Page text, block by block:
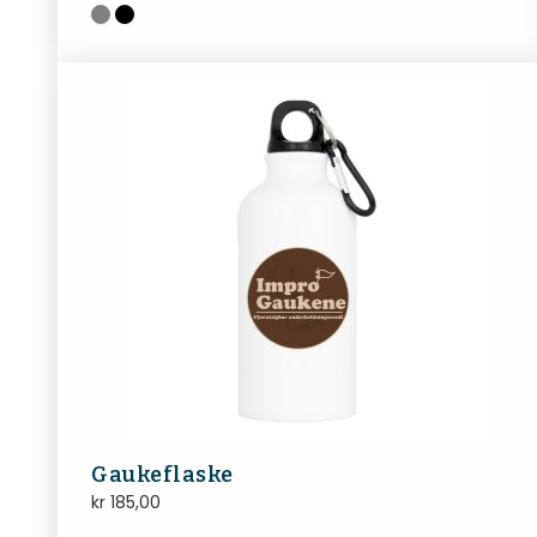
Gaukeflaske
kr 185,00